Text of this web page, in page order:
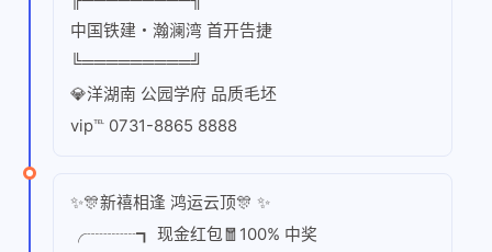
中国铁建・瀚澜湾 首开告捷
╚═════════╝
💎洋湖南 公园学府 品质毛坯
vip℡ 0731-8865 8888
✨🎊新禧相逢 鸿运云顶🎊 ✨
╭┈┈┈┓ 现金红包🧧100% 中奖